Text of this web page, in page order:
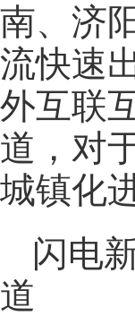
南、济
流快速
外互联
道，对
城镇化
闪电
道